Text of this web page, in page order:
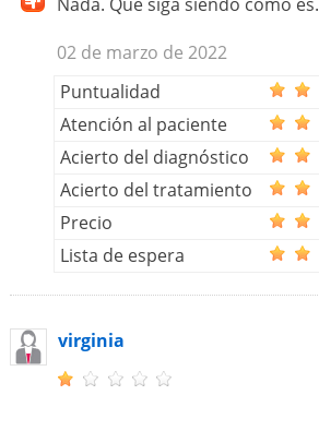
02 de marzo de 2022
Puntualidad
Atención al paciente
Acierto del diagnóstico
Acierto del tratamiento
Precio
Lista de espera
virginia